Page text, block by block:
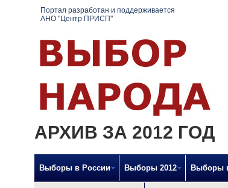
Портал разработан и поддерживается
АНО "Центр ПРИСП"
АРХИВ ЗА 2012 ГОД
Выборы в России Выборы 2012 Выборы